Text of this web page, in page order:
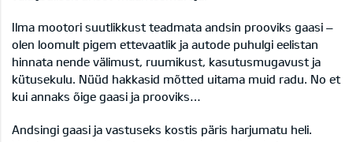
Ilma mootori suutlikkust teadmata andsin prooviks gaasi –
olen loomult pigem ettevaatlik ja autode puhulgi eelistan
hinnata nende välimust, ruumikust, kasutusmugavust ja
kütusekulu. Nüüd hakkasid mõtted uitama muid radu. No et
kui annaks õige gaasi ja prooviks…
Andsingi gaasi ja vastuseks kostis päris harjumatu heli.